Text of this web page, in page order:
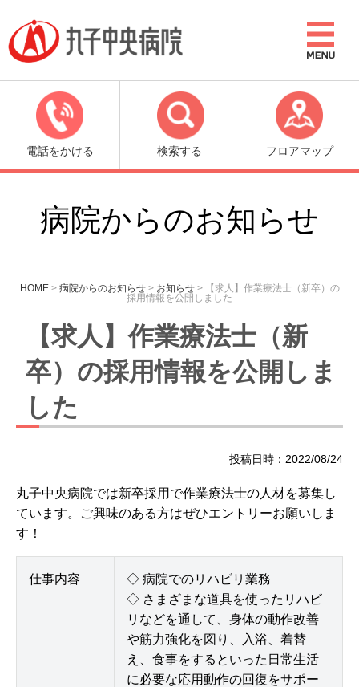
電話をかける 検索する フロアマップ
病院からのお知らせ
HOME> 病院からのお知らせ> お知らせ>
【求人】作業療法士（新卒）の
採用情報を公開しました
【求人】作業療法士（新
卒）の採用情報を公開しま
した
投稿日時：2022/08/24
丸子中央病院では新卒採用で作業療法士の人材を募集し
ています。ご興味のある方はぜひエントリーお願いしま
す！
仕事内容
◇ 病院でのリハビリ業務
◇ さまざまな道具を使ったリハビ
リなどを通して、身体の動作改善
や筋力強化を図り、入浴、着替
え、食事をするといった日常生活
に必要な応用動作の回復をサポー